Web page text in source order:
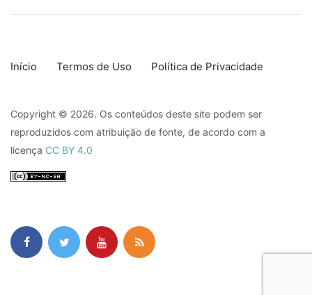
Início Termos de Uso Política de Privacidade
Copyright © 2026. Os conteúdos deste site podem ser
reproduzidos com atribuição de fonte, de acordo com a
licença CC BY 4.0